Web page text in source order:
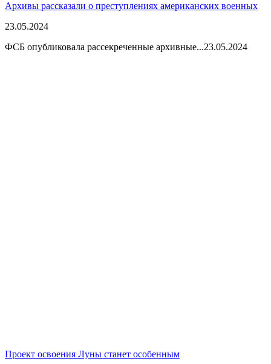
Архивы рассказали о преступлениях американских военных
23.05.2024
ФСБ опубликовала рассекреченные архивные...23.05.2024
Проект освоения Луны станет особенным